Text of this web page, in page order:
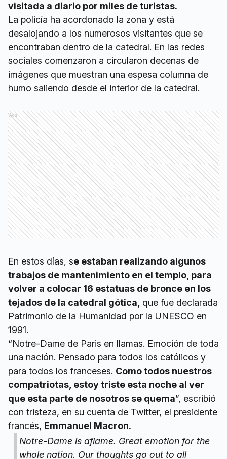
visitada a diario por miles de turistas.
La policía ha acordonado la zona y está
desalojando a los numerosos visitantes que se
encontraban dentro de la catedral. En las redes
sociales comenzaron a circularon decenas de
imágenes que muestran una espesa columna de
humo saliendo desde el interior de la catedral.
Ads
En estos días, se estaban realizando algunos
trabajos de mantenimiento en el templo, para
volver a colocar 16 estatuas de bronce en los
tejados de la catedral gótica, que fue declarada
Patrimonio de la Humanidad por la UNESCO en
1991.
“Notre-Dame de Paris en llamas. Emoción de toda
una nación. Pensado para todos los católicos y
para todos los franceses. Como todos nuestros
compatriotas, estoy triste esta noche al ver
que esta parte de nosotros se quema”, escribió
con tristeza, en su cuenta de Twitter, el presidente
francés, Emmanuel Macron.
Notre-Dame is aflame. Great emotion for the
whole nation. Our thoughts go out to all